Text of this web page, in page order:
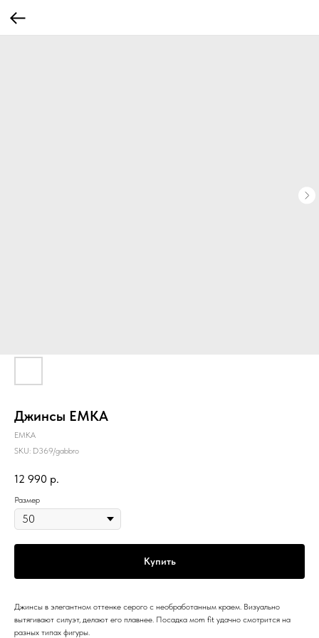
Джинсы EMKA
EMKA
SKU: D369/gabbro
12 990 р.
Размер
Купить
Джинсы в элегантном оттенке серого с необработанным краем. Визуально
вытягивают силуэт, делают его плавнее. Посадка мom fit удачно смотрится на
разных типах фигуры.